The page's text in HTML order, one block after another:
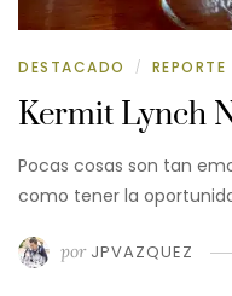
DESTACADO / REPORTE
Kermit Lynch
Pocas cosas son tan
como tener la
por JPVAZQUEZ